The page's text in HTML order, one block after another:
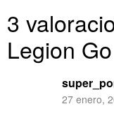
3
Legion Go
27 enero,